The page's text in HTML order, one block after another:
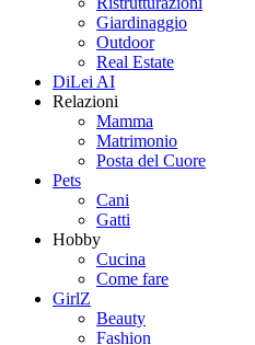
Giardinaggio
Outdoor
Real Estate
DiLei AI
Relazioni
Mamma
Matrimonio
Posta del Cuore
Pets
Cani
Gatti
Hobby
Cucina
Come fare
GirlZ
Beauty
Fashion